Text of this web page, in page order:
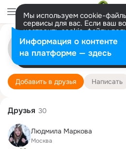
Мы используем cookie-
сервисы для вас. Если ваш
настроить cookie-файлы
представитель. Больше
Разрешить все Настроить
Марат М
Москва 27
Добавить в друзья Написать
Друзья 30
Людмила Маркова
Москва
Информация о контенте
на платформе — здесь